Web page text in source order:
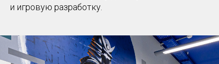
и игровую разработку.